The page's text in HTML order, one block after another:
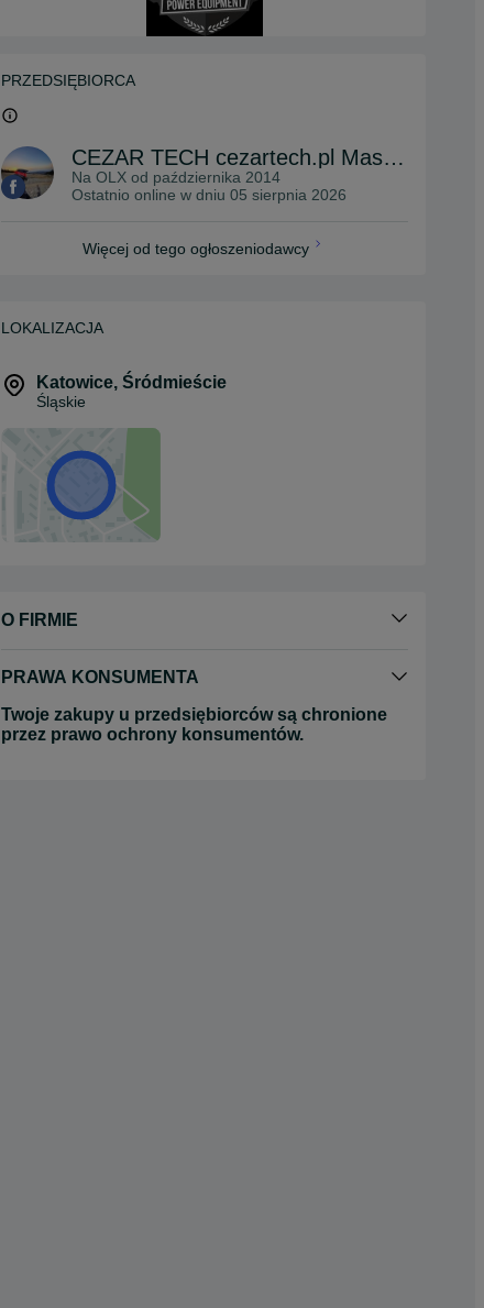
PRZEDSIĘBIORCA
CEZAR TECH cezartech.pl Maszyny i Urzadzenia
Na OLX od października 2014
Ostatnio online w dniu 05 sierpnia 2026
Więcej od tego ogłoszeniodawcy
LOKALIZACJA
Katowice, Śródmieście
Śląskie
O FIRMIE
PRAWA KONSUMENTA
Twoje zakupy u przedsiębiorców są chronione
przez prawo ochrony konsumentów.